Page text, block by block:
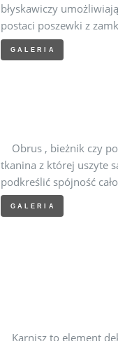
błyskawiczy
postaci poszewki z
GALERIA
Obrus , bieżnik czy
tkanina z której uszyte
podkreślić spójność
GALERIA
Karnisz to element